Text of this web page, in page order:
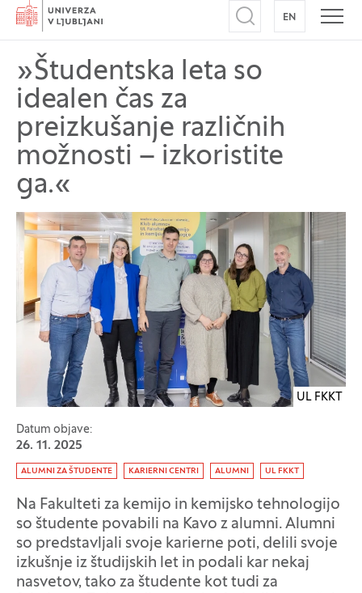
Domov
Odpri iskalnik
EN NA
»Študentska leta so
idealen čas za
preizkušanje različnih
možnosti – izkoristite
ga.«
UL FKKT
Datum objave:
26. 11. 2025
Oznaka:
ALUMNI ZA ŠTUDENTE KARIERNI CENTRI ALUMNI UL FKKT
Na Fakulteti za kemijo in kemijsko tehnologijo
so študente povabili na Kavo z alumni. Alumni
so predstavljali svoje karierne poti, delili svoje
izkušnje iz študijskih let in podali kar nekaj
nasvetov, tako za študente kot tudi za